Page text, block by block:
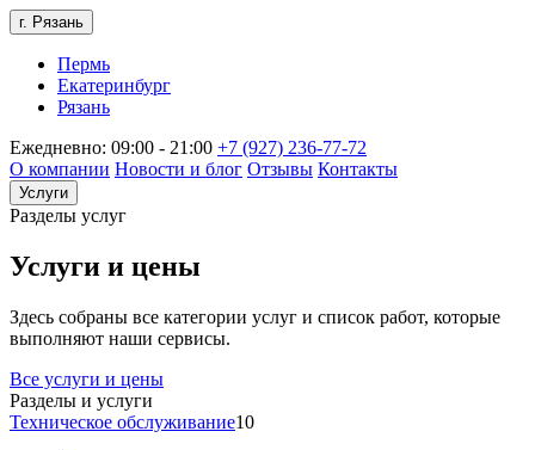
г. Рязань
Пермь
Екатеринбург
Рязань
Ежедневно: 09:00 - 21:00 +7 (927) 236-77-72
О компании Новости и блог Отзывы Контакты
Услуги
Разделы услуг
Услуги и цены
Здесь собраны все категории услуг и список работ, которые
выполняют наши сервисы.
Все услуги и цены
Разделы и услуги
Техническое обслуживание10